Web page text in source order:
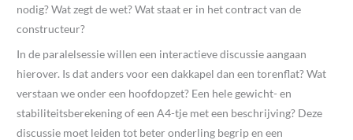
nodig? Wat zegt de wet? Wat staat er in het contract van de
constructeur?
In de paralelsessie willen een interactieve discussie aangaan
hierover. Is dat anders voor een dakkapel dan een torenflat? Wat
verstaan we onder een hoofdopzet? Een hele gewicht- en
stabiliteitsberekening of een A4-tje met een beschrijving? Deze
discussie moet leiden tot beter onderling begrip en een